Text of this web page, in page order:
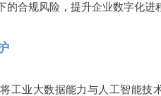
合规风险，提升企业数字化进
工业大数据能力与人工智能